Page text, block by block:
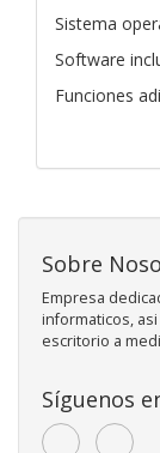
Sistema
Software
Funciones
Sobre
Empresa
informaticos,
escritorio a
Síguenos